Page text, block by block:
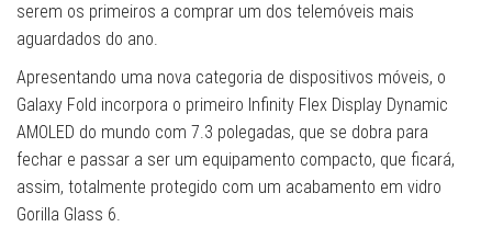
serem os primeiros a comprar um dos telemóveis mais
aguardados do ano.
Apresentando uma nova categoria de dispositivos móveis, o
Galaxy Fold incorpora o primeiro Infinity Flex Display Dynamic
AMOLED do mundo com 7.3 polegadas, que se dobra para
fechar e passar a ser um equipamento compacto, que ficará,
assim, totalmente protegido com um acabamento em vidro
Gorilla Glass 6.